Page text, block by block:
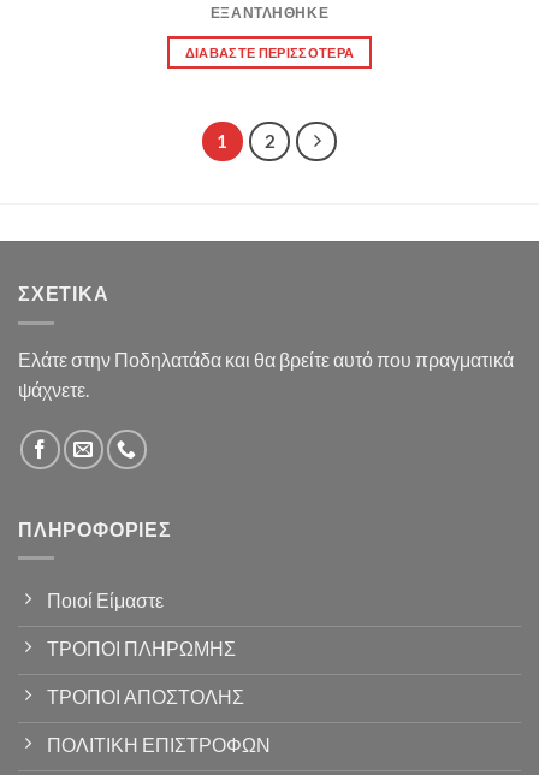
ΕΞΑΝΤΛΉΘΗΚΕ
ΔΙΑΒΆΣΤΕ ΠΕΡΙΣΣΌΤΕΡΑ
1 2
ΣΧΕΤΙΚΆ
Ελάτε στην Ποδηλατάδα και θα βρείτε αυτό που πραγματικά
ψάχνετε.
ΠΛΗΡΟΦΟΡΊΕΣ
Ποιοί Είμαστε
ΤΡΟΠΟΙ ΠΛΗΡΩΜΗΣ
ΤΡΟΠΟΙ ΑΠΟΣΤΟΛΗΣ
ΠΟΛΙΤΙΚΗ ΕΠΙΣΤΡΟΦΩΝ